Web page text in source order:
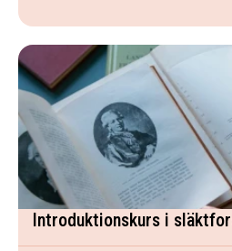
Introduktionskurs i